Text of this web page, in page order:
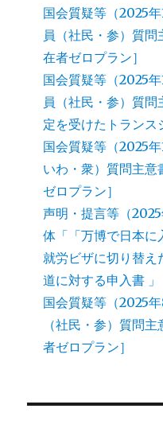
国会質疑等（2025
員（社民・参）質
在者ゼロプラン］
国会質疑等（2025
員（社民・参）質
定を受けたトランス
国会質疑等（2025
いわ・衆）質問主
ゼロプラン］
声明・提言等（
体「「万博で日本に
就労ビザに切り替え
道に対する申入書 」
国会質疑等（2025
（社民・参）質問
者ゼロプラン］